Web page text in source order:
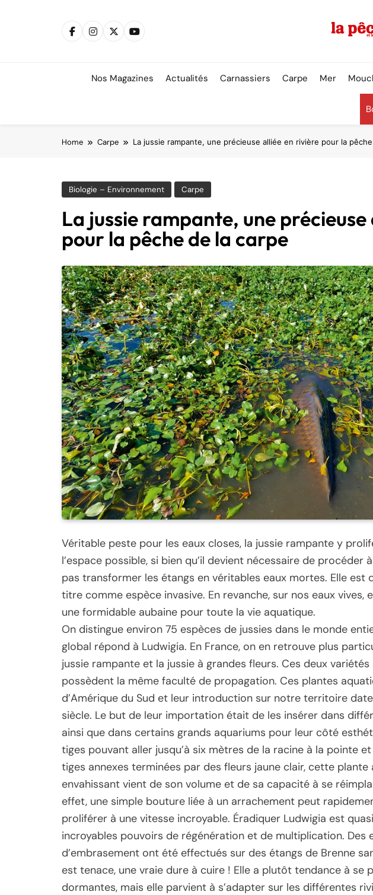
Nos Magazines Actualités Carnassiers Carpe Mer
Home Carpe La jussie rampante, une précieuse alliée en rivière pour la
Biologie – Environnement Carpe
La jussie rampante, une
pour la pêche de la carpe
Véritable peste pour les eaux closes, la jussie rampante y
l’espace possible, si bien qu’il devient nécessaire de procéder
pas transformer les étangs en véritables eaux mortes. Elle est
titre comme espèce invasive. En revanche, sur nos eaux vives,
une formidable aubaine pour toute la vie aquatique.
On distingue environ 75 espèces de jussies dans le monde
global répond à Ludwigia. En France, on en retrouve plus
jussie rampante et la jussie à grandes fleurs. Ces deux
possèdent la même faculté de propagation. Ces plantes
d’Amérique du Sud et leur introduction sur notre territoire
siècle. Le but de leur importation était de les insérer dans
ainsi que dans certains grands aquariums pour leur côté
tiges pouvant aller jusqu’à six mètres de la racine à la pointe
tiges annexes terminées par des fleurs jaune clair, cette
envahissant vient de son volume et de sa capacité à se
effet, une simple bouture liée à un arrachement peut
proliférer à une vitesse incroyable. Éradiquer Ludwigia est
incroyables pouvoirs de régénération et de multiplication. Des
d’embrasement ont été effectués sur des étangs de Brenne
est tenace, une vraie dure à cuire ! Elle a plutôt tendance à se
dormantes, mais elle parvient à s’adapter sur les différentes